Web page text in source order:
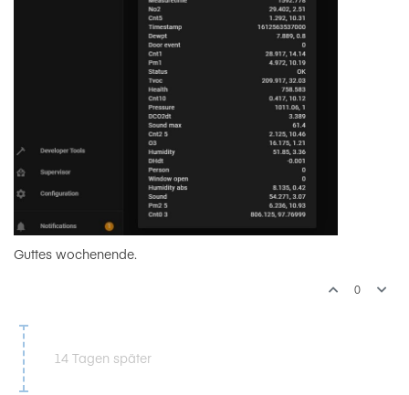
Guttes wochenende.
0
14 Tagen später